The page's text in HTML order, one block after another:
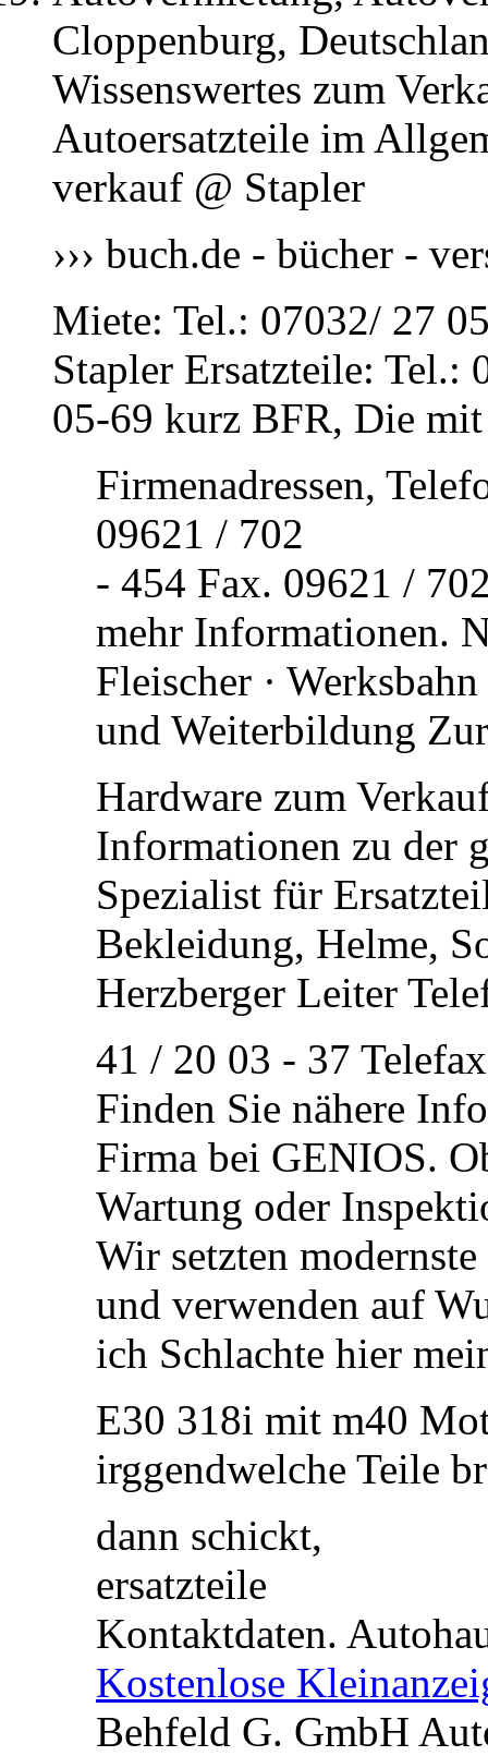
Cloppenburg,
Wissenswertes zum
Autoersatzteile im
verkauf @ Stapler
››› buch.de - bücher -
Miete: Tel.: 07032/ 27
Stapler Ersatzteile: Tel.:
05-69 kurz BFR, Die
Firmenadressen,
09621 / 702
- 454 Fax. 09621 /
mehr Informationen.
Fleischer ·
und Weiterbildung
Hardware zum
Informationen zu der
Spezialist für
Bekleidung, Helme,
Herzberger Leiter
41 / 20 03 - 37
Finden Sie nähere
Firma bei GENIOS.
Wartung oder
Wir setzten
und verwenden auf
ich Schlachte hier
E30 318i mit m40
irggendwelche Teile
dann schickt,
ersatzteile
Kontaktdaten.
Kostenlose
Behfeld G. GmbH